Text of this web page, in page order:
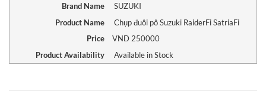
Brand Name
SUZUKI
Product Name
Chụp đuôi pô Suzuki RaiderFi SatriaFi
Price
VND250000
Product Availability
Available in Stock